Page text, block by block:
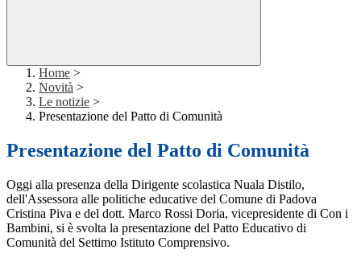
Home >
Novità >
Le notizie >
Presentazione del Patto di Comunità
Presentazione del Patto di Comunità
Oggi alla presenza della Dirigente scolastica Nuala Distilo,
dell'Assessora alle politiche educative del Comune di Padova
Cristina Piva e del dott. Marco Rossi Doria, vicepresidente di Con i
Bambini, si è svolta la presentazione del Patto Educativo di
Comunità del Settimo Istituto Comprensivo.